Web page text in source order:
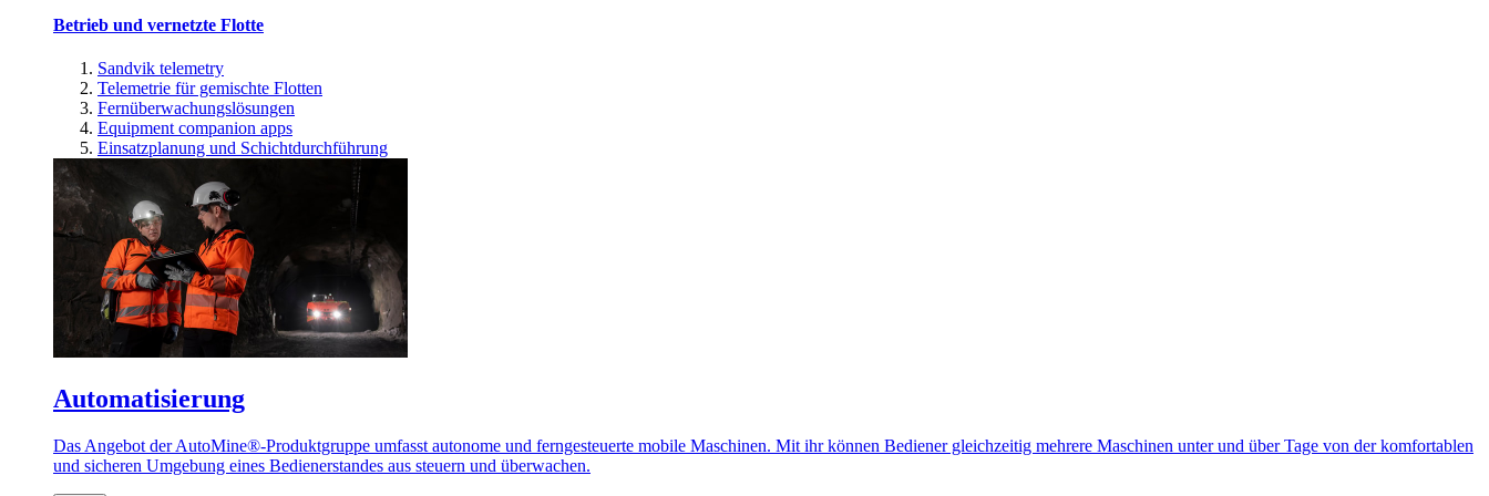
Betrieb und vernetzte Flotte
Sandvik telemetry
Telemetrie für gemischte Flotten
Fernüberwachungslösungen
Equipment companion apps
Einsatzplanung und Schichtdurchführung
Automatisierung
Das Angebot der AutoMine®-Produktgruppe umfasst autonome und ferngesteuerte mobile Maschinen. Mit ihr können Bediener gleichzeitig mehrere Maschinen unter und über Tage von der komfortablen
und sicheren Umgebung eines Bedienerstandes aus steuern und überwachen.